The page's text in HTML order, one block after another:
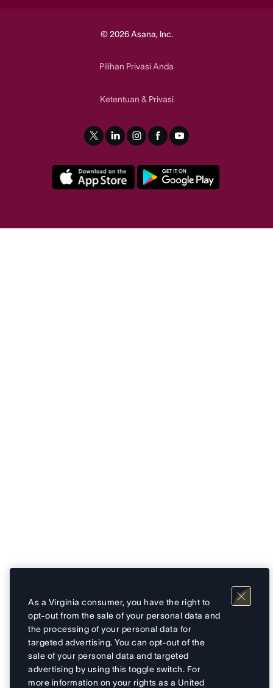
© 2026 Asana, Inc.
Pilihan Privasi Anda
Ketentuan & Privasi
As a Virginia consumer, you have the right to
opt-out from the sale of your personal data and
the processing of your personal data for
targeted advertising. You can opt-out of the
sale of your personal data and targeted
advertising by using this toggle switch. For
more information on your rights as a United